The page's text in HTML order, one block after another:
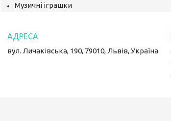
Музичні іграшки
вул. Личаківська, 190, 79010, Львів, Україна